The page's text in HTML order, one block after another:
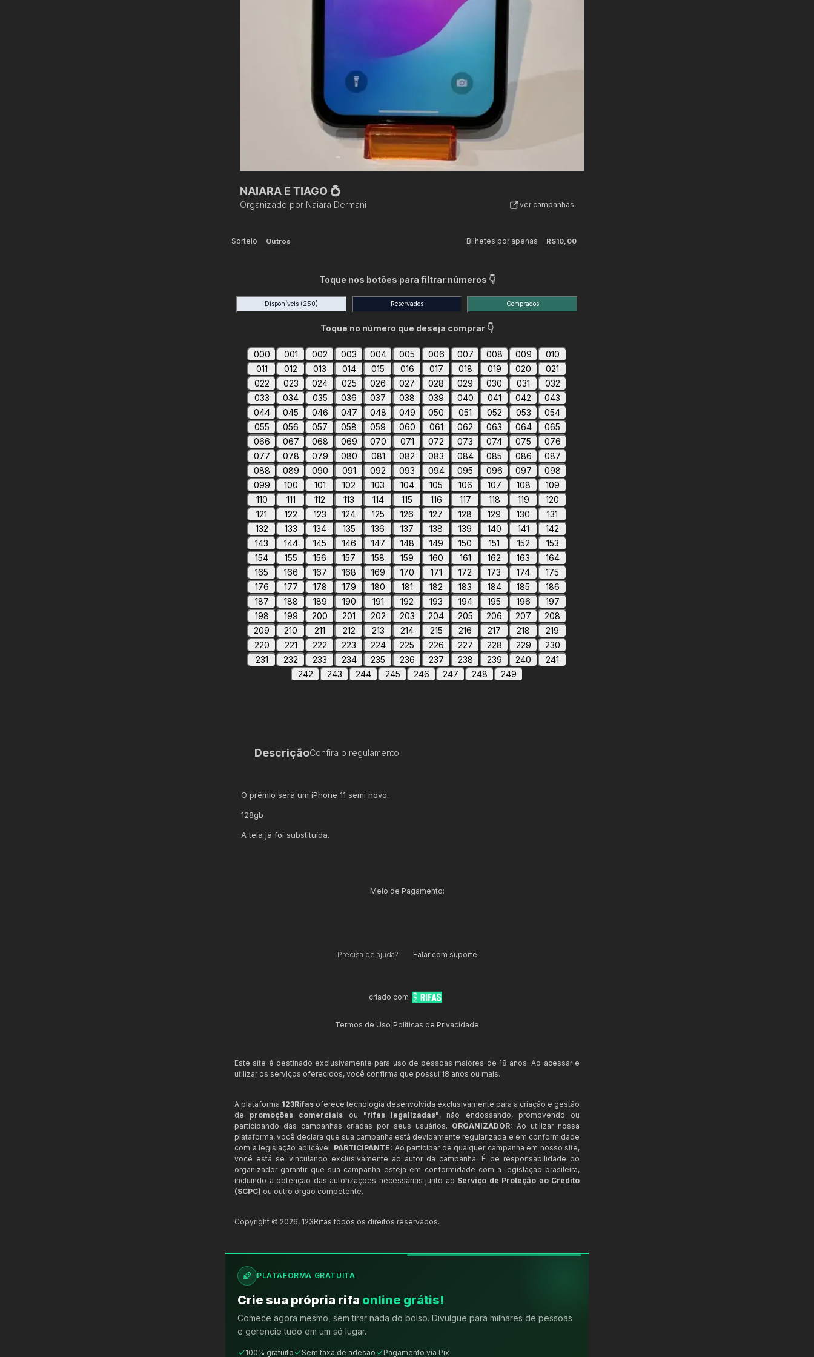
NAIARA E TIAGO 💍
Organizado por Naiara Dermani ver campanhas
Sorteio Outros Bilhetes por apenas R$10,00
Toque nos botões para filtrar números 👇
Disponíveis (250) Reservados Comprados
Toque no número que deseja comprar 👇
000 001 002 003 004 005 006 007 008 009
010
011
012 013 014 015 016 017 018 019 020
021
022
023 024 025 026 027 028 029 030 031
032
033
034 035 036 037 038 039 040 041 042
043
044
045 046 047 048 049 050 051 052 053
054
055
056 057 058 059 060 061 062 063 064
065
066
067 068 069 070 071 072 073 074 075
076
077
078 079 080 081 082 083 084 085 086
087
088
089 090 091 092 093 094 095 096 097
098
099
100 101 102 103 104 105 106 107 108
109
110
111 112 113 114 115 116 117 118 119
120
121
122 123 124 125 126 127 128 129 130
131
132
133 134 135 136 137 138 139 140 141
142
143
144 145 146 147 148 149 150 151 152
153
154
155 156 157 158 159 160 161 162 163
164
165
166 167 168 169 170 171 172 173 174
175
176
177 178 179 180 181 182 183 184 185
186
187
188 189 190 191 192 193 194 195 196
197
198
199 200 201 202 203 204 205 206 207
208
209
210 211 212 213 214 215 216 217 218
219
220
221 222 223 224 225 226 227 228 229
230
231
232 233 234 235 236 237 238 239 240
241
242
243 244 245 246 247 248 249
DescriçãoConfira o regulamento.
O prêmio será um iPhone 11 semi novo.
128gb
A tela já foi substituída.
Meio de Pagamento:
Precisa de ajuda? Falar com suporte
criado com
Termos de Uso Políticas de Privacidade
Este site é destinado exclusivamente para uso de pessoas maiores de 18 anos. Ao acessar e
utilizar os serviços oferecidos, você confirma que possui 18 anos ou mais.
A plataforma 123Rifas oferece tecnologia desenvolvida exclusivamente para a criação e gestão
de promoções comerciais ou "rifas legalizadas", não endossando, promovendo ou
participando das campanhas criadas por seus usuários. ORGANIZADOR: Ao utilizar nossa
plataforma, você declara que sua campanha está devidamente regularizada e em conformidade
com a legislação aplicável. PARTICIPANTE: Ao participar de qualquer campanha em nosso site,
você está se vinculando exclusivamente ao autor da campanha. É de responsabilidade do
organizador garantir que sua campanha esteja em conformidade com a legislação brasileira,
incluindo a obtenção das autorizações necessárias junto ao Serviço de Proteção ao Crédito
(SCPC) ou outro órgão competente.
Copyright © 2026, 123Rifas todos os direitos reservados.
PLATAFORMA GRATUITA
Crie sua própria rifa online grátis!
Comece agora mesmo, sem tirar nada do bolso. Divulgue para milhares de pessoas
e gerencie tudo em um só lugar.
100% gratuito Sem taxa de adesão Pagamento via Pix